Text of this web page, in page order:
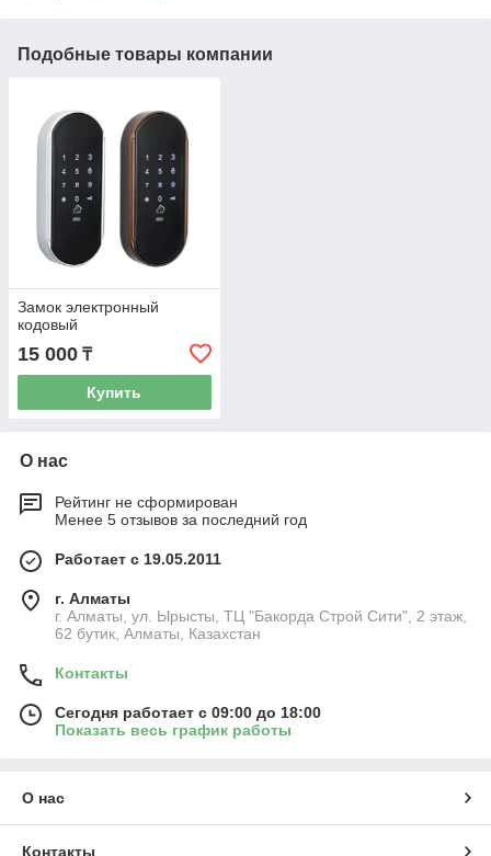
Подобные товары компании
Замок электронный
кодовый
15 000 ₸
Купить
О нас
Рейтинг не сформирован
Менее 5 отзывов за последний год
Работает с 19.05.2011
г. Алматы
г. Алматы, ул. Ырысты, ТЦ "Бакорда Строй Сити", 2 этаж,
62 бутик, Алматы, Казахстан
Контакты
Сегодня работает с 09:00 до 18:00
Показать весь график работы
О нас
Контакты